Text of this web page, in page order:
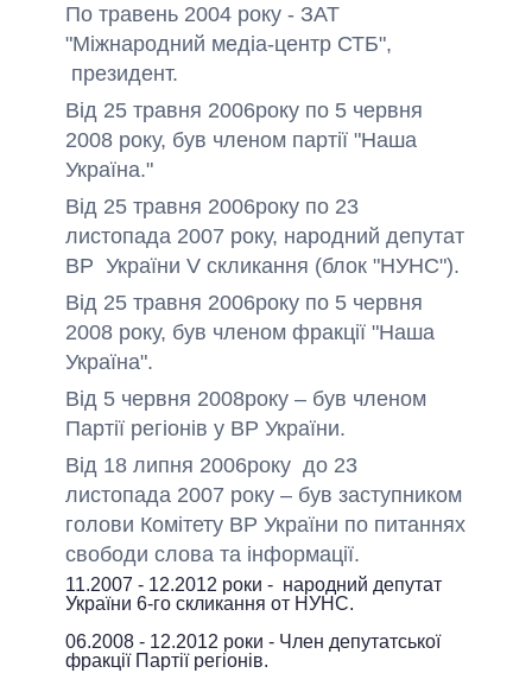
По травень 2004 року - ЗАТ
"Міжнародний медіа-центр СТБ",
президент.
Від 25 травня 2006року по 5 червня
2008 року, був членом партії "Наша
Україна."
Від 25 травня 2006року по 23
листопада 2007 року, народний депутат
ВР України V скликання (блок "НУНС").
Від 25 травня 2006року по 5 червня
2008 року, був членом фракції "Наша
Україна".
Від 5 червня 2008року – був членом
Партії регіонів у ВР України.
Від 18 липня 2006року до 23
листопада 2007 року – був заступником
голови Комітету ВР України по питаннях
свободи слова та інформації.
11.2007 - 12.2012 роки - народний депутат
України 6-го скликання от НУНС.
06.2008 - 12.2012 роки - Член депутатської
фракції Партії регіонів.